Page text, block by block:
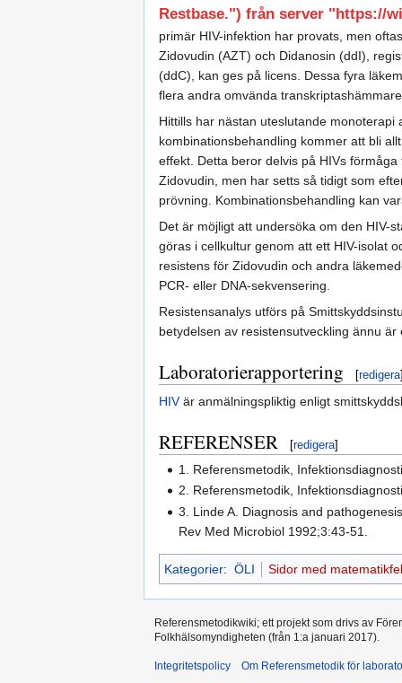
Restbase.") från server "https://
primär HIV-infektion har provats, men
Zidovudin (AZT) och Didanosin (ddI),
(ddC), kan ges på licens. Dessa fyra
flera andra omvända
Hittills har nästan uteslutande
kombinationsbehandling kommer att bli
effekt. Detta beror delvis på HIVs
Zidovudin, men har setts så tidigt som
prövning. Kombinationsbehandling kan
Det är möjligt att undersöka om den HIV-
göras i cellkultur genom att ett HIV-isolat
resistens för Zidovudin och andra
PCR- eller DNA-sekvensering.
Resistensanalys utförs på
betydelsen av resistensutveckling ännu
Laboratorierapportering [redigera
HIVär anmälningspliktig enligt
REFERENSER [redigera]
1. Referensmetodik,
2. Referensmetodik,
3. Linde A. Diagnosis and
Rev Med Microbiol 1992;3:43-51.
Kategorier: ÖLI Sidor med matematikfel
Referensmetodikwiki; ett projekt som drivs av
Folkhälsomyndigheten (från 1:a januari 2017).
Integritetspolicy Om Referensmetodik för